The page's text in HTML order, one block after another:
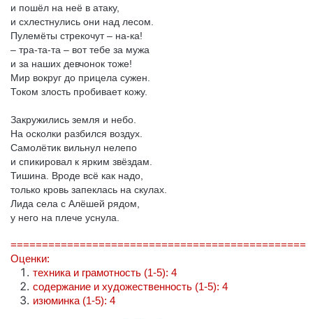
и пошёл на неё в атаку,
и схлестнулись они над лесом.
Пулемёты стрекочут – на-ка!
– тра-та-та – вот тебе за мужа
и за наших девчонок тоже!
Мир вокруг до прицела сужен.
Током злость пробивает кожу.
Закружились земля и небо.
На осколки разбился воздух.
Самолётик вильнул нелепо
и спикировал к ярким звёздам.
Тишина. Вроде всё как надо,
только кровь запеклась на скулах.
Лида села с Алёшей рядом,
у него на плече уснула.
===============================================
Оценки:
техника и грамотность (1-5): 4
содержание и художественность (1-5): 4
изюминка (1-5): 4